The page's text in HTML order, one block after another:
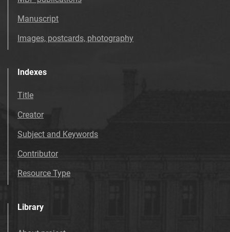
Tarnowskie Azoty : tygodnik. 1999, nr
Tarnowskie Azoty : tygodnik. 1999, nr
Tarnowskie Azoty : tygodnik. 1999, nr
41
Tarnowskie Azoty : tygodnik. 1999, nr
Tarnowskie Azoty : tygodnik. 1999, nr
Manuscript
Images, postcards, photography
Indexes
Title
Creator
Subject and Keywords
Contributor
Resource Type
Library